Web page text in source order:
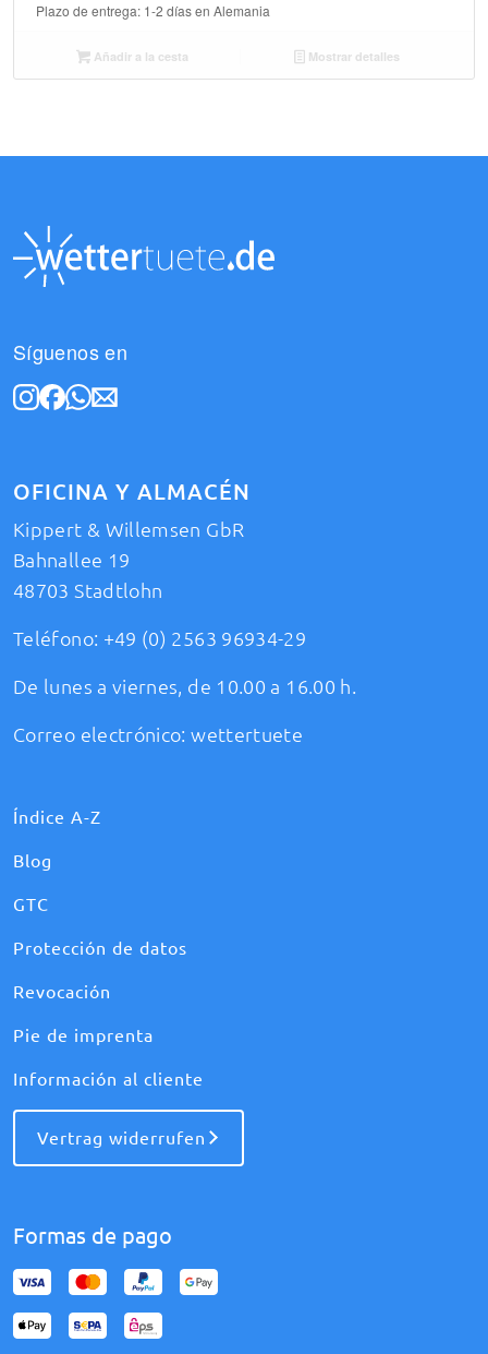
Plazo de entrega: 1-2 días en Alemania
Añadir a la cesta Mostrar detalles
Síguenos en
OFICINA Y ALMACÉN
Kippert & Willemsen GbR
Bahnallee 19
48703 Stadtlohn
Teléfono: +49 (0) 2563 96934-29
De lunes a viernes, de 10.00 a 16.00 h.
Correo electrónico:wettertuete
Índice A-Z
Blog
GTC
Protección de datos
Revocación
Pie de imprenta
Información al cliente
Vertrag widerrufen
Formas de pago